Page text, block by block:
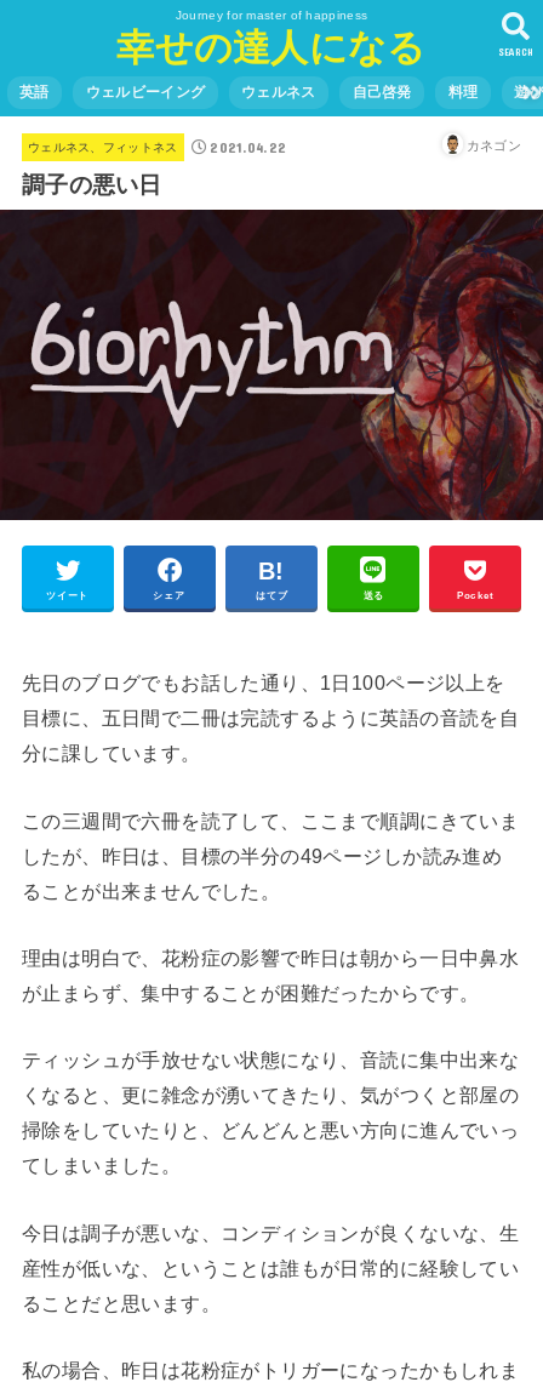
Journey for master of happiness
幸せの達人になる SEARCH
英語 ウェルビーイング ウェルネス 自己啓発 料理 遊
ウェルネス、フィットネス 2021.04.22 カネゴン
調子の悪い日
ツイート シェア はてブ 送る Pocket
先日のブログでもお話した通り、1日100ページ以上を
目標に、五日間で二冊は完読するように英語の音読を自
分に課しています。
この三週間で六冊を読了して、ここまで順調にきていま
したが、昨日は、目標の半分の49ページしか読み進め
ることが出来ませんでした。
理由は明白で、花粉症の影響で昨日は朝から一日中鼻水
が止まらず、集中することが困難だったからです。
ティッシュが手放せない状態になり、音読に集中出来な
くなると、更に雑念が湧いてきたり、気がつくと部屋の
掃除をしていたりと、どんどんと悪い方向に進んでいっ
てしまいました。
今日は調子が悪いな、コンディションが良くないな、生
産性が低いな、ということは誰もが日常的に経験してい
ることだと思います。
私の場合、昨日は花粉症がトリガーになったかもしれま